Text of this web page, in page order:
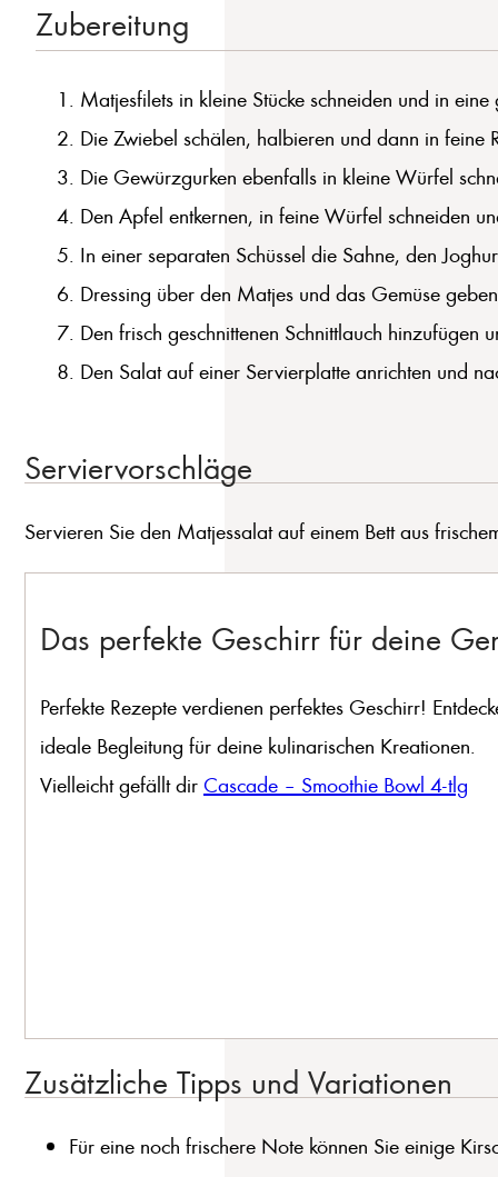
Zubereitung
Matjesfilets in kleine Stücke schneiden und in
Die Zwiebel schälen, halbieren und dann in feine
Die Gewürzgurken ebenfalls in kleine Würfel
Den Apfel entkernen, in feine Würfel schneiden
In einer separaten Schüssel die Sahne, den
Dressing über den Matjes und das Gemüse
Den frisch geschnittenen Schnittlauch hinzufügen
Den Salat auf einer Servierplatte anrichten und
Serviervorschläge
Servieren Sie den Matjessalat auf einem Bett aus
Das perfekte Geschirr für deine
Perfekte Rezepte verdienen perfektes Geschirr!
ideale Begleitung für deine kulinarischen Kreationen.
Vielleicht gefällt dir Cascade – Smoothie Bowl 4-tlg
Zusätzliche Tipps und Variationen
Für eine noch frischere Note können Sie einige